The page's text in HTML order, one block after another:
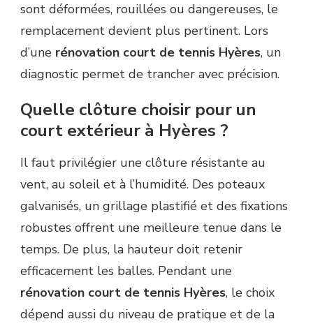
sont déformées, rouillées ou dangereuses, le
remplacement devient plus pertinent. Lors
d’une rénovation court de tennis Hyères, un
diagnostic permet de trancher avec précision.
Quelle clôture choisir pour un
court extérieur à Hyères ?
Il faut privilégier une clôture résistante au
vent, au soleil et à l’humidité. Des poteaux
galvanisés, un grillage plastifié et des fixations
robustes offrent une meilleure tenue dans le
temps. De plus, la hauteur doit retenir
efficacement les balles. Pendant une
rénovation court de tennis Hyères, le choix
dépend aussi du niveau de pratique et de la